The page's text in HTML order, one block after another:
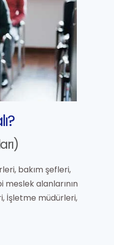
bakım şefleri,
alanlarının
İşletme müdürleri,